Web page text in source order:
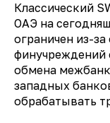
Классический
ОАЭ на
ограничен из-
обмена
западных
обрабатывать